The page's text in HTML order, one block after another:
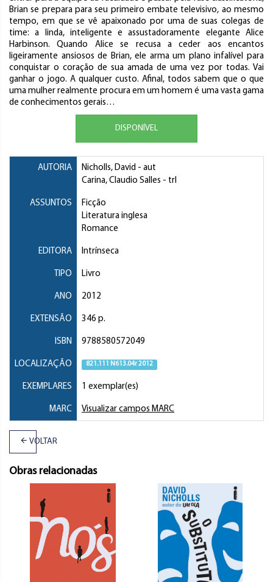
Brian se prepara para seu primeiro embate televisivo, ao mesmo
tempo, em que se vê apaixonado por uma de suas colegas de
time: a linda, inteligente e assustadoramente elegante Alice
Harbinson. Quando Alice se recusa a ceder aos encantos
ligeiramente ansiosos de Brian, ele arma um plano infalível para
conquistar o coração de sua amada de uma vez por todas. Vai
ganhar o jogo. A qualquer custo. Afinal, todos sabem que o que
uma mulher realmente procura em um homem é uma vasta gama
de conhecimentos gerais…
DISPONÍVEL
AUTORIA Nicholls, David - aut
Carina, Claudio Salles - trl
ASSUNTOS
Ficção
Literatura inglesa
Romance
EDITORA Intrínseca
TIPO Livro
ANO 2012
EXTENSÃO 346 p.
ISBN 9788580572049
LOCALIZAÇÃO 821.111 N613.04r 2012
EXEMPLARES 1 exemplar(es)
MARC Visualizar campos MARC
VOLTAR
Obras relacionadas